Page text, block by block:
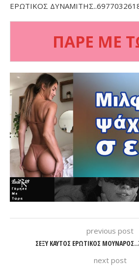
ΕΡΩΤΙΚΟΣ
ΠΑΡΕ ΜΕ
previous post
ΣΕΞΥ ΚΑΥΤΟΣ ΕΡΩΤΙΚΟΣ
next post